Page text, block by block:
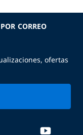
CORREO
ofertas